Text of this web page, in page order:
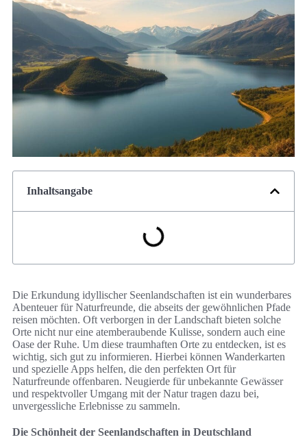
Inhaltsangabe
Die Erkundung idyllischer Seenlandschaften ist ein wunderbares
Abenteuer für Naturfreunde, die abseits der gewöhnlichen Pfade
reisen möchten. Oft verborgen in der Landschaft bieten solche
Orte nicht nur eine atemberaubende Kulisse, sondern auch eine
Oase der Ruhe. Um diese traumhaften Orte zu entdecken, ist es
wichtig, sich gut zu informieren. Hierbei können Wanderkarten
und spezielle Apps helfen, die den perfekten Ort für
Naturfreunde offenbaren. Neugierde für unbekannte Gewässer
und respektvoller Umgang mit der Natur tragen dazu bei,
unvergessliche Erlebnisse zu sammeln.
Die Schönheit der Seenlandschaften in Deutschland